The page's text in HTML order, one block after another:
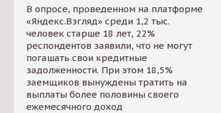
В опросе, проведенном на платформе
«Яндекс.Взгляд» среди 1,2 тыс.
человек старше 18 лет, 22%
респондентов заявили, что не могут
погашать свои кредитные
задолженности. При этом 18,5%
заемщиков вынуждены тратить на
выплаты более половины своего
ежемесячного доход